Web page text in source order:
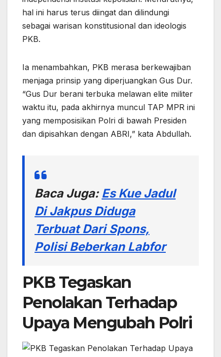
hal ini harus terus diingat dan dilindungi
sebagai warisan konstitusional dan ideologis
PKB.
Ia menambahkan, PKB merasa berkewajiban
menjaga prinsip yang diperjuangkan Gus Dur.
“Gus Dur berani terbuka melawan elite militer
waktu itu, pada akhirnya muncul TAP MPR ini
yang memposisikan Polri di bawah Presiden
dan dipisahkan dengan ABRI,” kata Abdullah.
Baca Juga: Es Kue Jadul
Di Jakpus Diduga
Terbuat Dari Spons,
Polisi Beberkan Labfor
PKB Tegaskan
Penolakan Terhadap
Upaya Mengubah Polri